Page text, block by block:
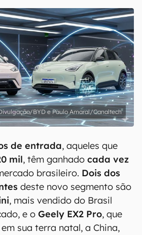
do Canaltech.
BYD e Paulo Amaral/Canaltech
de entrada, aqueles que
mil, têm ganhado cada vez
brasileiro. Dois dos
deste novo segmento são
, mais vendido do Brasil
e o Geely EX2 Pro, que
sua terra natal, a China,